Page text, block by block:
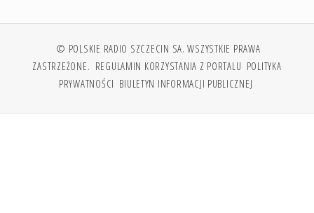
© POLSKIE RADIO SZCZECIN SA. WSZYSTKIE PRAWA
ZASTRZEŻONE. REGULAMIN KORZYSTANIA Z PORTALU POLITYKA
PRYWATNOŚCI BIULETYN INFORMACJI PUBLICZNEJ